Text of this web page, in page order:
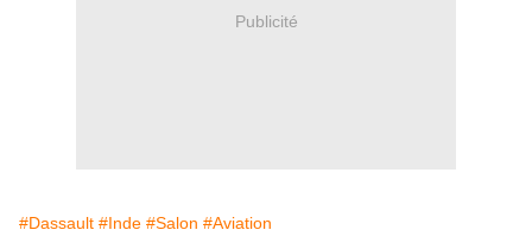
Publicité
#Dassault #Inde #Salon #Aviation